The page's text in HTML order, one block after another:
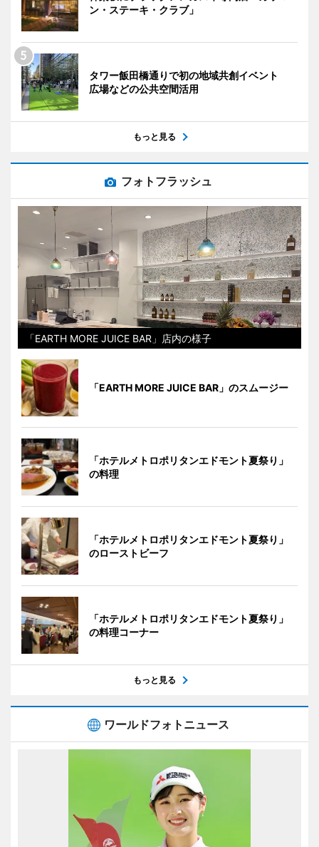
ン・ステーキ・クラブ」
タワー飯田橋通りで初の地域共創イベント
広場などの公共空間活用
もっと見る
フォトフラッシュ
「EARTH MORE JUICE BAR」店内の様子
「EARTH MORE JUICE BAR」のスムージー
「ホテルメトロポリタンエドモント夏祭り」
の料理
「ホテルメトロポリタンエドモント夏祭り」
のローストビーフ
「ホテルメトロポリタンエドモント夏祭り」
の料理コーナー
もっと見る
ワールドフォトニュース